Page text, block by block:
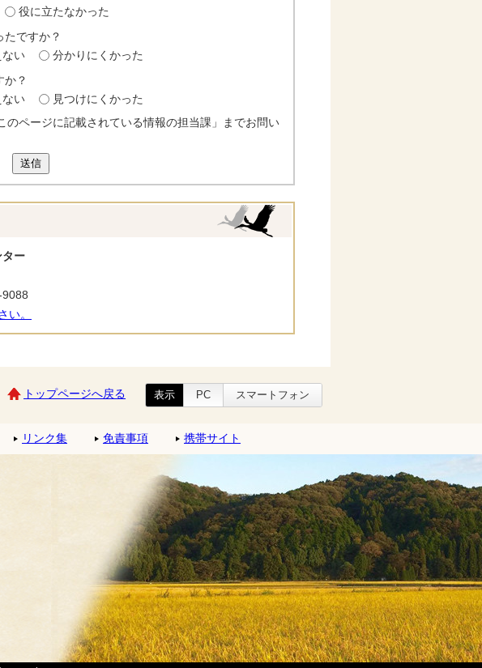
役に立たなかった
ですか？
ない 分かりにくかった
か？
ない
見つけにくかった
のページに記載されている情報の担当課」までお問い
送信
ター
い。
トップページへ戻る 表示 PC スマートフォン
リンク集 免責事項 携帯サイト